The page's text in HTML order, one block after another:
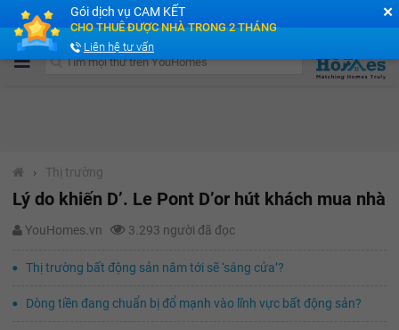
Cộng đồng Môi giới bPRO
› Thị trường
Lý do khiến D’. Le Pont D’or hút khách mua nhà
YouHomes.vn 3.293 người đã đọc
Thị trường bất động sản năm tới sẽ ‘sáng cửa’?
Dòng tiền đang chuẩn bị đổ mạnh vào lĩnh vực bất động sản?
✕
Gói dịch vụ CAM KẾT
CHO THUÊ ĐƯỢC NHÀ TRONG 2 THÁNG
Liên hệ tư vấn